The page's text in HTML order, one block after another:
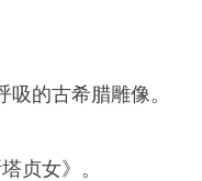
的古希腊雕像。
贞女》。